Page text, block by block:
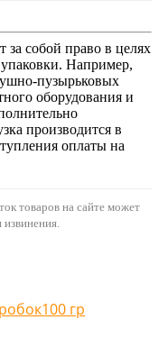
за собой право в целях
Например,
пузырьковых
оборудования и
производится в
оплаты на
товаров на сайте может
100 гр